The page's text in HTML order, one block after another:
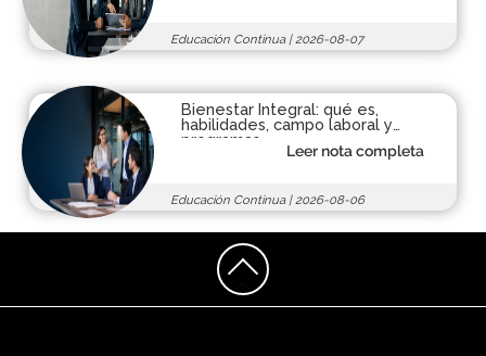
Educación Continua| 2026-08-07
Bienestar Integral: qué es,
habilidades, campo laboral y
programas
Leer nota completa
Educación Continua| 2026-08-06